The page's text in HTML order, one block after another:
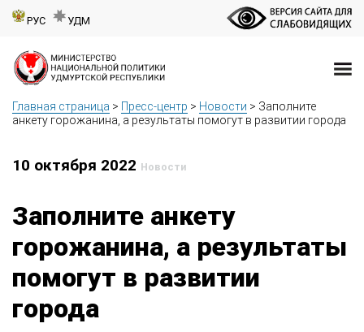
РУС УДМ
Главная страница > Пресс-центр > Новости > Заполните
анкету горожанина, а результаты помогут в развитии города
10 октября 2022 Новости
Заполните анкету
горожанина, а результаты
помогут в развитии
города